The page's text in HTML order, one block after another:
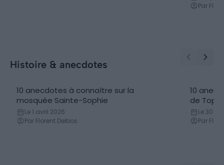
Par
Histoire & anecdotes
10 anecdotes à connaître sur la
mosquée Sainte-Sophie
Le 1 avril 2026
Par Florent Delbos
10
de
Le 30
Par